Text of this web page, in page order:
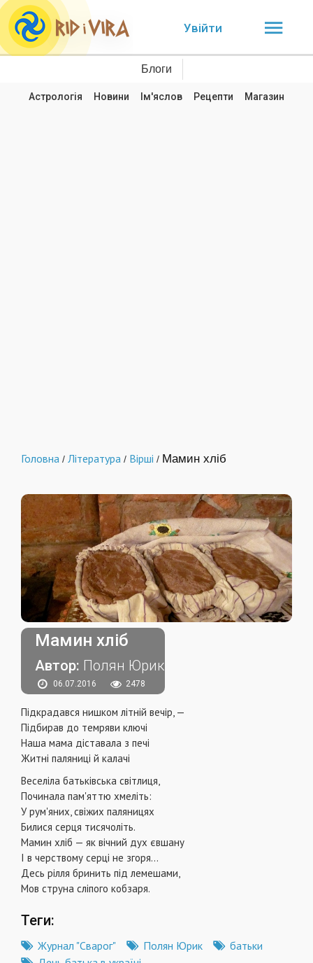
Увійти
Блоги
Астрологія Новини Ім'яслов Рецепти Магазин
Головна / Література / Вірші / Мамин хліб
Мамин хліб
Автор: Полян Юрик
06.07.2016 2478
Підкрадався нишком літній вечір, —
Підбирав до темряви ключі
Наша мама діставала з печі
Житні паляниці й калачі
Веселіла батьківська світлиця,
Починала пам'яттю хмеліть:
У рум'яних, свіжих паляницях
Билися серця тисячоліть.
Мамин хліб — як вічний дух євшану
І в черствому серці не згоря...
Десь рілля бринить під лемешами,
Мов струна сліпого кобзаря.
Теги:
Журнал "Сварог" Полян Юрик
батьки